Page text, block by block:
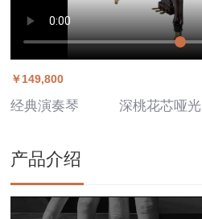
￥149,800
经典演奏琴 深桃花芯哑光
产品介绍